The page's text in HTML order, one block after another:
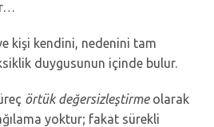
kişi kendini, nedenini tam
duygusunun içinde bulur.
örtük değersizleştirmeolarak
yoktur; fakat sürekli